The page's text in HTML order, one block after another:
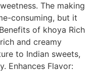
The making
consuming, but it
of khoya Rich
and creamy
to Indian sweets,
Enhances Flavor: